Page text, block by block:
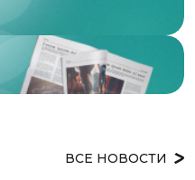
ВСЕ НОВОСТИ